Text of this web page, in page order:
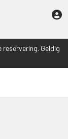
reservering. Geldig